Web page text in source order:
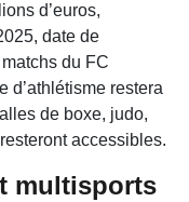
d’euros,
date de
du FC
d’athlétisme restera
de boxe, judo,
accessibles.
multisports